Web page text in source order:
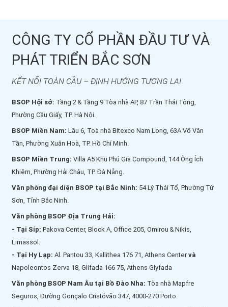
CÔNG TY CỔ PHẦN ĐẦU TƯ VÀ
PHÁT TRIỂN BẮC SƠN
KẾT NỐI TOÀN CẦU – ĐỊNH HƯỚNG TƯƠNG LAI
BSOP Hội sở: Tầng 2 & Tầng 9 Tòa nhà AP, 87 Trần Thái Tông,
Phường Cầu Giấy, TP. Hà Nội.
BSOP Miền Nam: Lầu 6, Toà nhà Bitexco Nam Long, 63A Võ Văn
Tần, Phường Xuân Hoà, TP. Hồ Chí Minh.
BSOP Miền Trung: Villa A5 Khu Phú Gia Compound, 144 Ông Ích
Khiêm, Phường Hải Châu, TP. Đà Nẵng.
Văn phòng đại diện BSOP tại Bắc Ninh: 54 Lý Thái Tổ, Phường Từ
Sơn, Tỉnh Bắc Ninh.
Văn phòng BSOP Địa Trung Hải:
- Tại Síp: Pakova Center, Block A, Office 205, Omirou & Nikis,
Limassol.
- Tại Hy Lạp: Al. Pantou 33, Kallithea 176 71, Athens Centervà
Napoleontos Zerva 18, Glifada 166 75, Athens Glyfada
Văn phòng BSOP Nam Âu tại Bồ Đào Nha: Tòa nhà Mapfre
Seguros, Đường Gonçalo Cristóvão 347, 4000-270 Porto.